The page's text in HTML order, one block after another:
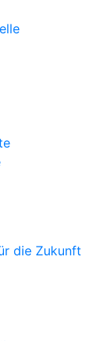
die Zukunft